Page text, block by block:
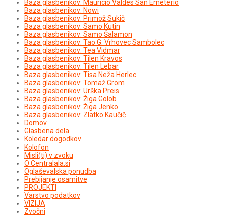
Baza glasbenikov: Mauricio Valdés San Emeterio
Baza glasbenikov: Nowi
Baza glasbenikov: Primož Sukič
Baza glasbenikov: Samo Kutin
Baza glasbenikov: Samo Šalamon
Baza glasbenikov: Tao G. Vrhovec Sambolec
Baza glasbenikov: Tea Vidmar
Baza glasbenikov: Tilen Kravos
Baza glasbenikov: Tilen Lebar
Baza glasbenikov: Tisa Neža Herlec
Baza glasbenikov: Tomaž Grom
Baza glasbenikov: Urška Preis
Baza glasbenikov: Žiga Golob
Baza glasbenikov: Žiga Jenko
Baza glasbenikov: Zlatko Kaučič
Domov
Glasbena dela
Koledar dogodkov
Kolofon
Misli(ti) v zvoku
O Centralala.si
Oglaševalska ponudba
Prebijanje osamitve
PROJEKTI
Varstvo podatkov
VIZIJA
Zvočni